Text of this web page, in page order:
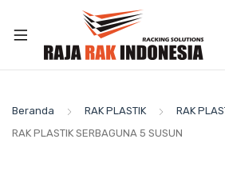
Beranda RAK PLASTIK
RAK
RAK PLASTIK SERBAGUNA 5 SUSUN